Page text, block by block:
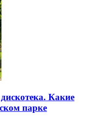
Какие
парке